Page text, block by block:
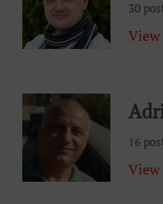
30
16